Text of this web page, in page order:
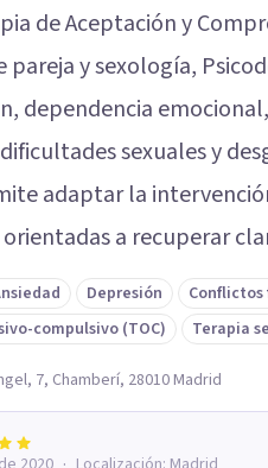
de Aceptación y
pareja y sexología,
dependencia
sexuales y
adaptar la
orientadas a recuperar
Depresión
compulsivo (TOC)
Terapia
7, Chamberí, 28010 Madrid